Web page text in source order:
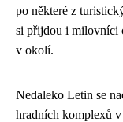
po některé z
si přijdou i milovníci
v okolí.
Nedaleko Letin se
hradních komplexů